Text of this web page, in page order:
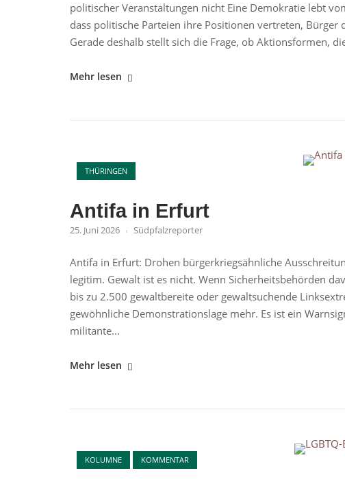
politischer Veranstaltungen nicht Eine Demokratie lebt
dass politische Parteien ihre Positionen vertreten,
Gerade deshalb stellt sich die Frage, ob Aktionsformen,
"Demokratie
Mehr lesen
THÜRINGEN
Open post
Antifa in Erfurt
25. Juni 2026 Südpfalzreporter
Antifa in Erfurt: Drohen bürgerkriegsähnliche
legitim. Gewalt ist es nicht. Wenn Sicherheitsbehörden
bis zu 2.500 gewaltbereite oder gewaltsuchende
gewöhnliche Demonstrationslage mehr. Es ist ein
militante...
"Antifa
Mehr lesen
KOLUMNE KOMMENTAR
Open post